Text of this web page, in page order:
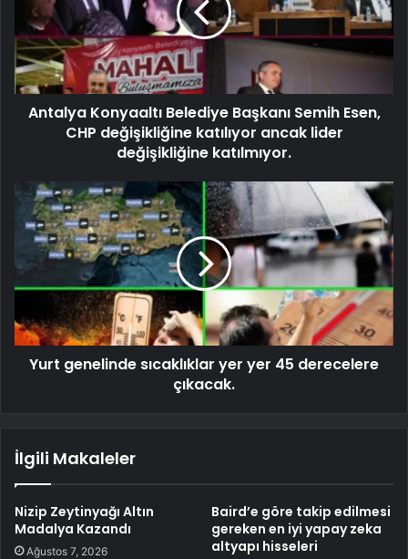
Antalya Konyaaltı Belediye Başkanı Semih Esen,
CHP değişikliğine katılıyor ancak lider
değişikliğine katılmıyor.
Yurt genelinde sıcaklıklar yer yer 45 derecelere
çıkacak.
İlgili Makaleler
Nizip Zeytinyağı Altın
Madalya Kazandı
Ağustos 7, 2026
Baird’e göre takip edilmesi
gereken en iyi yapay zeka
altyapı hisseleri